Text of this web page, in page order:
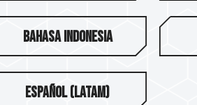
Bahasa Indonesia
Español (Latam)